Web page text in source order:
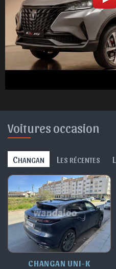
Voitures occasion
CHANGAN L ES RÉCENTES L
CHANGAN UNI-K